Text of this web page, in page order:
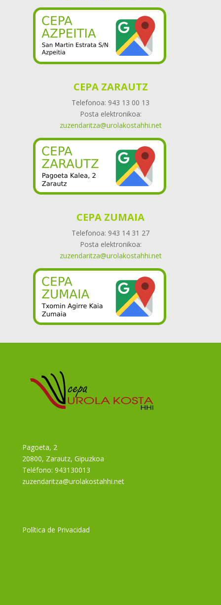
CEPA ZARAUTZ
Telefonoa: 943 13 00 13
Posta elektronikoa:
zuzendaritza@urolakostahhi.net
CEPA ZUMAIA
Telefonoa: 943 14 31 27
Posta elektronikoa:
zuzendaritza@urolakostahhi.net
Pagoeta, 2
20800, Zarautz, Gipuzkoa
Teléfono: 943130013
zuzendaritza@urolakostahhi.net
Política de Privacidad